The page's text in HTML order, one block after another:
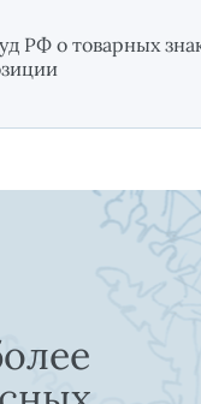
РФ о товарных